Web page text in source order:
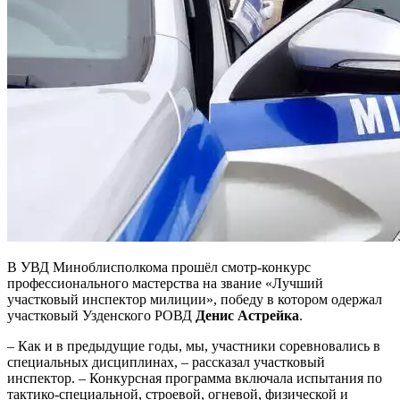
В УВД Миноблисполкома прошёл смотр-конкурс
профессионального мастерства на звание «Лучший
участковый инспектор милиции», победу в котором одержал
участковый Узденского РОВД Денис Астрейка.
– Как и в предыдущие годы, мы, участники соревновались в
специальных дисциплинах, – рассказал участковый
инспектор. – Конкурсная программа включала испытания по
тактико-специальной, строевой, огневой, физической и